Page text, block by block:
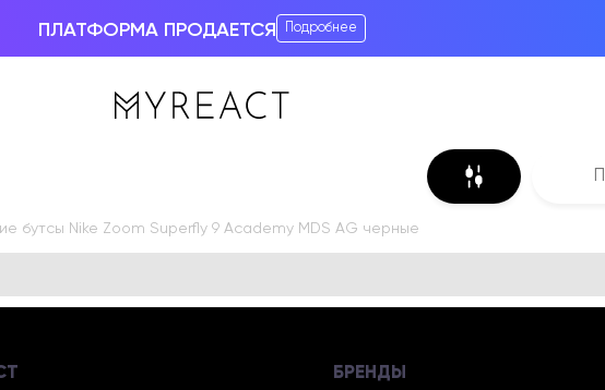
ПЛАТФОРМА ПРОДАЕТСЯ Подробнее
бутсы Nike Zoom Superfly 9 Academy MDS AG черные
БРЕНДЫ